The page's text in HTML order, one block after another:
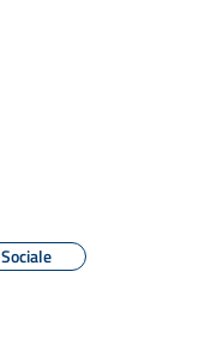
Sociale